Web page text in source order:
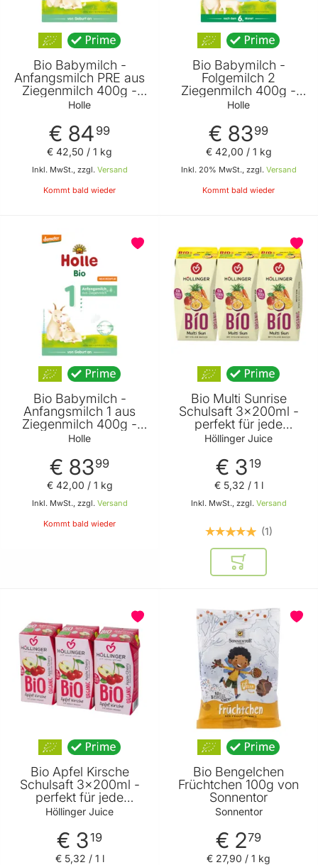
Bio Babymilch -
Anfangsmilch PRE aus
Ziegenmilch 400g -
5er Vorteilspack von
Holle
€ 84 99
Inkl. MwSt., zzgl. Versand
€ 42,50 / 1 kg
Kommt bald wieder
Bio Babymilch -
Folgemilch 2
Ziegenmilch 400g -
5er Vorteilspack von
Holle
€ 8399
Inkl. 20% MwSt., zzgl. Versand
€ 42,00 / 1 kg
Kommt bald wieder
Bio Babymilch -
Anfangsmilch 1 aus
Ziegenmilch 400g -
5er Vorteilspack von
Holle
€ 8399
Inkl. MwSt., zzgl. Versand
€ 42,00 / 1 kg
Kommt bald wieder
Bio Multi Sunrise
Schulsaft 3x200ml -
perfekt für jede
Jausenbox - handlich
mit Strohhalm von
Höllinger Juice
Höllinger Juice
€ 319
Inkl. MwSt., zzgl. Versand
€ 5,32 / 1 l
1
In den
Bio Apfel Kirsche
Schulsaft 3x200ml -
perfekt für jede
Jausenbox - handlich
mit Strohhalm von
Höllinger Juice
Höllinger Juice
€ 319
€ 5,32 / 1 l
Bio Bengelchen
Früchtchen 100g von
Sonnentor
Sonnentor
€ 279
€ 27,90 / 1 kg